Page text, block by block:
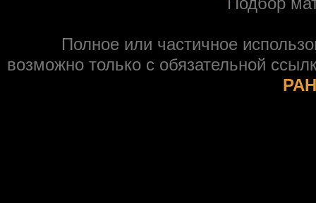
Полное или частичное
возможно только с обязательной